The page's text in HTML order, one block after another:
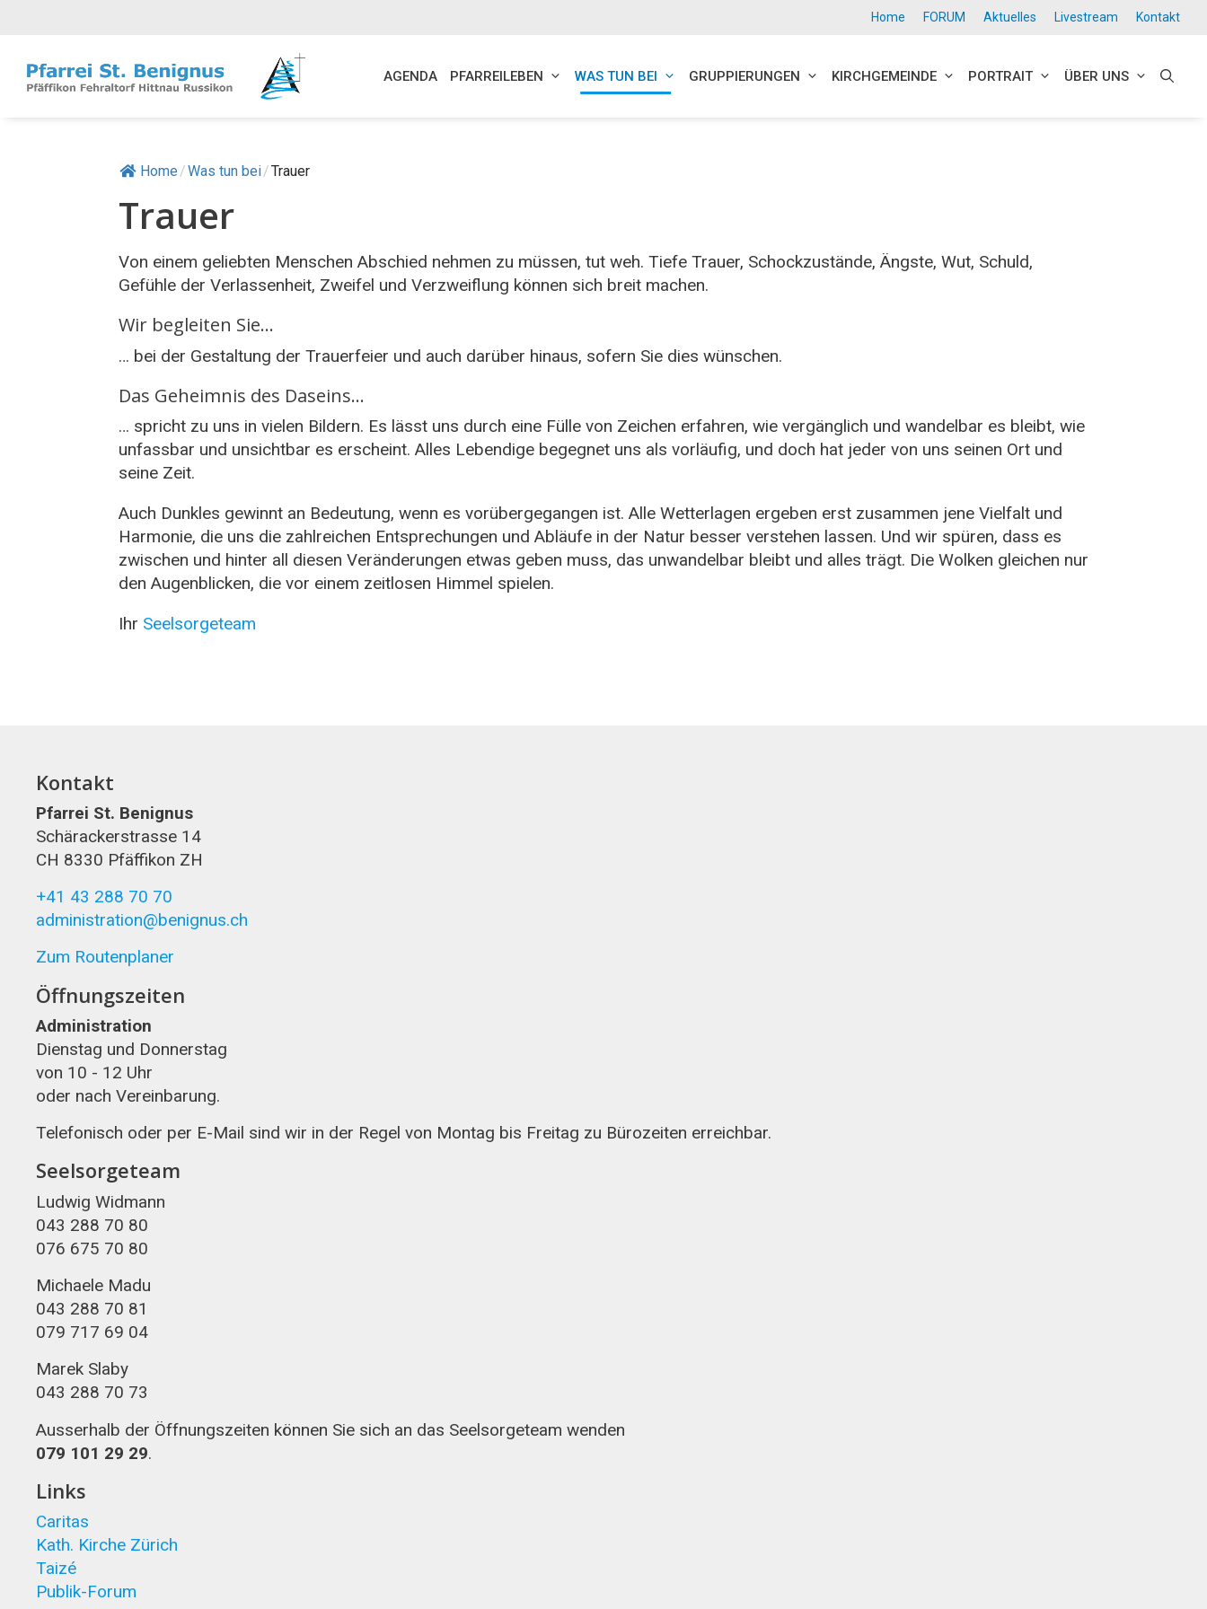
Home FORUM Aktuelles Livestream Kontakt
AGENDA PFARREILEBEN WAS TUN BEI GRUPPIERUNGEN KIRCHGEMEINDE PORTRAIT ÜBER UNS
Home /Was tun bei/Trauer
Trauer
Von einem geliebten Menschen Abschied nehmen zu müssen, tut weh. Tiefe Trauer, Schockzustände, Ängste, Wut, Schuld,
Gefühle der Verlassenheit, Zweifel und Verzweiflung können sich breit machen.
Wir begleiten Sie…
… bei der Gestaltung der Trauerfeier und auch darüber hinaus, sofern Sie dies wünschen.
Das Geheimnis des Daseins…
… spricht zu uns in vielen Bildern. Es lässt uns durch eine Fülle von Zeichen erfahren, wie vergänglich und wandelbar es bleibt, wie
unfassbar und unsichtbar es erscheint. Alles Lebendige begegnet uns als vorläufig, und doch hat jeder von uns seinen Ort und
seine Zeit.
Auch Dunkles gewinnt an Bedeutung, wenn es vorübergegangen ist. Alle Wetterlagen ergeben erst zusammen jene Vielfalt und
Harmonie, die uns die zahlreichen Entsprechungen und Abläufe in der Natur besser verstehen lassen. Und wir spüren, dass es
zwischen und hinter all diesen Veränderungen etwas geben muss, das unwandelbar bleibt und alles trägt. Die Wolken gleichen nur
den Augenblicken, die vor einem zeitlosen Himmel spielen.
Ihr Seelsorgeteam
Kontakt
Pfarrei St. Benignus
Schärackerstrasse 14
CH 8330 Pfäffikon ZH
+41 43 288 70 70
administration@benignus.ch
Zum Routenplaner
Öffnungszeiten
Administration
Dienstag und Donnerstag
von 10 - 12 Uhr
oder nach Vereinbarung.
Telefonisch oder per E-Mail sind wir in der Regel von Montag bis Freitag zu Bürozeiten erreichbar.
Seelsorgeteam
Ludwig Widmann
043 288 70 80
076 675 70 80
Michaele Madu
043 288 70 81
079 717 69 04
Marek Slaby
043 288 70 73
Ausserhalb der Öffnungszeiten können Sie sich an das Seelsorgeteam wenden
079 101 29 29.
Links
Caritas
Kath. Kirche Zürich
Taizé
Publik-Forum